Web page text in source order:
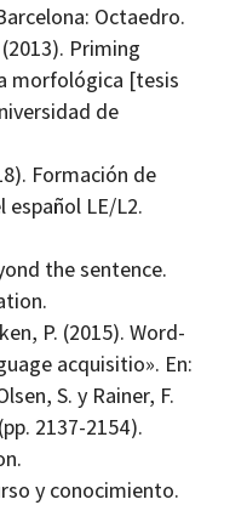
Octaedro.
Priming
morfológica [tesis
de
Formación de
español LE/L2.
the sentence.
P. (2015). Word-
acquisitio». En:
S. y Rainer, F.
2137-2154).
y conocimiento.